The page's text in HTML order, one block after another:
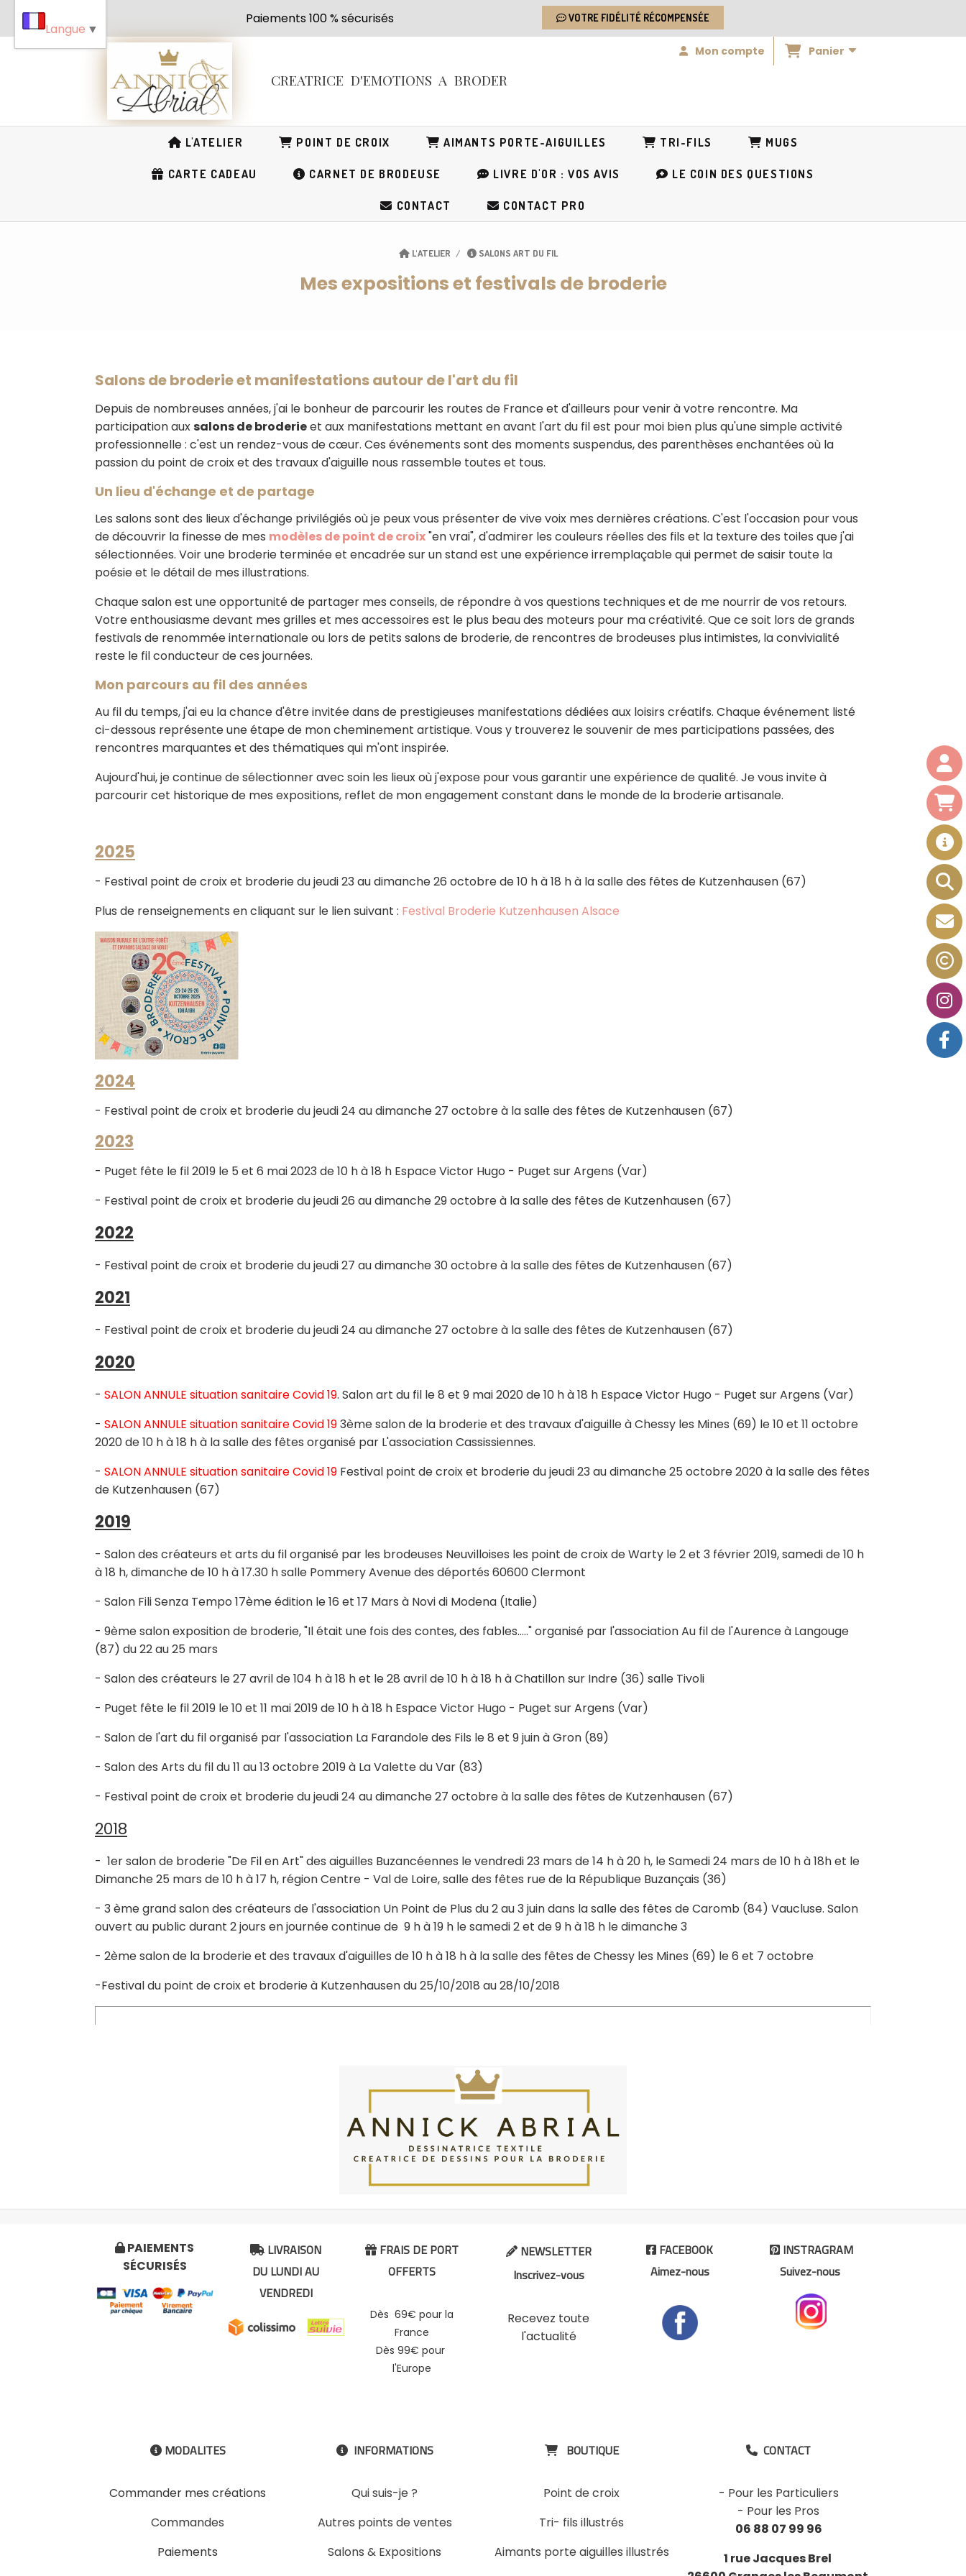
Paiements 100 % sécurisés VOTRE FIDÉLITÉ RÉCOMPENSÉE
CREATRICE D'EMOTIONS A BRODER
Mon compte Panier
L'ATELIER POINT DE CROIX AIMANTS PORTE-AIGUILLES TRI-FILS MUGS
CARTE CADEAU CARNET DE BRODEUSE LIVRE D'OR : VOS AVIS LE COIN DES QUESTIONS
CONTACT CONTACT PRO
L'ATELIER SALONS ART DU FIL
Mes expositions et festivals de broderie
Salons de broderie et manifestations autour de l'art du fil
Depuis de nombreuses années, j'ai le bonheur de parcourir les routes de France et d'ailleurs pour venir à votre rencontre. Ma
participation auxsalons de broderieet aux manifestations mettant en avant l'art du fil est pour moi bien plus qu'une simple activité
professionnelle : c'est un rendez-vous de cœur. Ces événements sont des moments suspendus, des parenthèses enchantées où la
passion du point de croix et des travaux d'aiguille nous rassemble toutes et tous.
Un lieu d'échange et de partage
Les salons sont des lieux d'échange privilégiés où je peux vous présenter de vive voix mes dernières créations. C'est l'occasion pour vous
de découvrir la finesse de mes modèles de point de croix"en vrai", d'admirer les couleurs réelles des fils et la texture des toiles que j'ai
sélectionnées. Voir une broderie terminée et encadrée sur un stand est une expérience irremplaçable qui permet de saisir toute la
poésie et le détail de mes illustrations.
Chaque salon est une opportunité de partager mes conseils, de répondre à vos questions techniques et de me nourrir de vos retours.
Votre enthousiasme devant mes grilles et mes accessoires est le plus beau des moteurs pour ma créativité. Que ce soit lors de grands
festivals de renommée internationale ou lors de petits salons de broderie, de rencontres de brodeuses plus intimistes, la convivialité
reste le fil conducteur de ces journées.
Mon parcours au fil des années
Au fil du temps, j'ai eu la chance d'être invitée dans de prestigieuses manifestations dédiées aux loisirs créatifs. Chaque événement listé
ci-dessous représente une étape de mon cheminement artistique. Vous y trouverez le souvenir de mes participations passées, des
rencontres marquantes et des thématiques qui m'ont inspirée.
Aujourd'hui, je continue de sélectionner avec soin les lieux où j'expose pour vous garantir une expérience de qualité. Je vous invite à
parcourir cet historique de mes expositions, reflet de mon engagement constant dans le monde de la broderie artisanale.
2025
- Festival point de croix et broderie du jeudi 23 au dimanche 26 octobre de 10 h à 18 h à la salle des fêtes de Kutzenhausen (67)
Plus de renseignements en cliquant sur le lien suivant : Festival Broderie Kutzenhausen Alsace
2024
- Festival point de croix et broderie du jeudi 24 au dimanche 27 octobre à la salle des fêtes de Kutzenhausen (67)
2023
- Puget fête le fil 2019 le 5 et 6 mai 2023 de 10 h à 18 h Espace Victor Hugo - Puget sur Argens (Var)
- Festival point de croix et broderie du jeudi 26 au dimanche 29 octobre à la salle des fêtes de Kutzenhausen (67)
2022
- Festival point de croix et broderie du jeudi 27 au dimanche 30 octobre à la salle des fêtes de Kutzenhausen (67)
2021
- Festival point de croix et broderie du jeudi 24 au dimanche 27 octobre à la salle des fêtes de Kutzenhausen (67)
2020
- SALONANNULE situation sanitaire Covid 19. Salon art du fil le 8 et 9 mai 2020 de 10 h à 18 h Espace Victor Hugo - Puget sur Argens (Var)
- SALON ANNULE situation sanitaire Covid 193ème salon de la broderie et des travaux d'aiguille à Chessy les Mines (69) le 10 et 11 octobre
2020 de 10 h à 18 h à la salle des fêtes organisé par L'association Cassissiennes.
- SALON ANNULE situation sanitaire Covid 19 Festival point de croix et broderie du jeudi 23 au dimanche 25 octobre 2020 à la salle des fêtes
de Kutzenhausen (67)
2019
- Salon des créateurs et arts du fil organisé par les brodeuses Neuvilloises les point de croix de Warty le 2 et 3 février 2019, samedi de 10 h
à 18 h, dimanche de 10 h à 17.30 h salle Pommery Avenue des déportés 60600 Clermont
- Salon Fili Senza Tempo 17ème édition le 16 et 17 Mars à Novi di Modena (Italie)
- 9ème salon exposition de broderie, "Il était une fois des contes, des fables....." organisé par l'association Au fil de l'Aurence à Langouge
(87) du 22 au 25 mars
- Salon des créateurs le 27 avril de 104 h à 18 h et le 28 avril de 10 h à 18 h à Chatillon sur Indre (36) salle Tivoli
- Puget fête le fil 2019 le 10 et 11 mai 2019 de 10 h à 18 h Espace Victor Hugo - Puget sur Argens (Var)
- Salon de l'art du fil organisé par l'association La Farandole des Fils le 8 et 9 juin à Gron (89)
- Salon des Arts du fil du 11 au 13 octobre 2019 à La Valette du Var (83)
- Festival point de croix et broderie du jeudi 24 au dimanche 27 octobre à la salle des fêtes de Kutzenhausen (67)
2018
- 1er salon de broderie "De Fil en Art" des aiguilles Buzancéennes le vendredi 23 mars de 14 h à 20 h, le Samedi 24 mars de 10 h à 18h et le
Dimanche 25 mars de 10 h à 17 h, région Centre - Val de Loire, salle des fêtes rue de la République Buzançais (36)
- 3 ème grand salon des créateurs de l'association Un Point de Plus du 2 au 3 juin dans la salle des fêtes de Caromb (84) Vaucluse. Salon
ouvert au public durant 2 jours en journée continue de 9 h à 19 h le samedi 2 et de 9 h à 18 h le dimanche 3
- 2ème salon de la broderie et des travaux d'aiguilles de 10 h à 18 h à la salle des fêtes de Chessy les Mines (69) le 6 et 7 octobre
-Festival du point de croix et broderie à Kutzenhausen du 25/10/2018 au 28/10/2018
 PAIEMENTS
SÉCURISÉS
 LIVRAISON
DU LUNDI AU
VENDREDI
 FRAIS DE PORT
OFFERTS
Dès 69€ pour la
France
Dès 99€ pour
l'Europe
NEWSLETTER
Inscrivez-vous
Recevez toute
l'actualité
 FACEBOOK
Aimez-nous
INSTRAGRAM
Suivez-nous
 MODALITES
Commander mes créations
Commandes
Paiements
 INFORMATIONS
Qui suis-je ?
Autres points de ventes
Salons & Expositions
 BOUTIQUE
Point de croix
Tri- fils illustrés
Aimants porte aiguilles illustrés
 CONTACT
- Pour les Particuliers
- Pour les Pros
06 88 07 99 96
1 rue Jacques Brel
Langue ▼